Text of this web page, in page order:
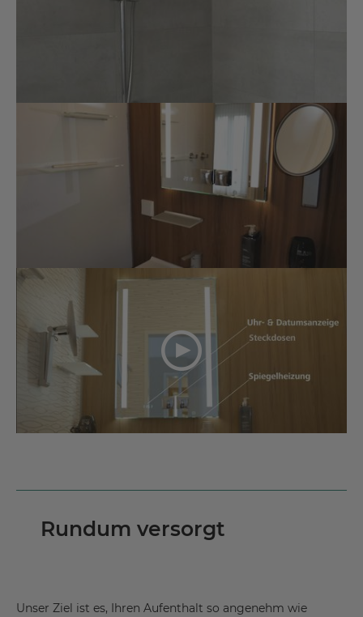
Rundum versorgt
Unser Ziel ist es, Ihren Aufenthalt so angenehm wie